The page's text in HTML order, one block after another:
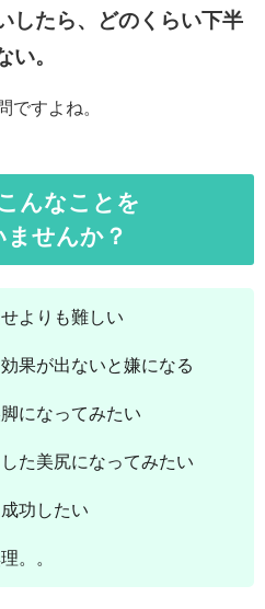
したら、どのくらい下半
い。
ですよね。
んなことを
せんか？
よりも難しい
果が出ないと嫌になる
になってみたい
た美尻になってみたい
功したい
。。